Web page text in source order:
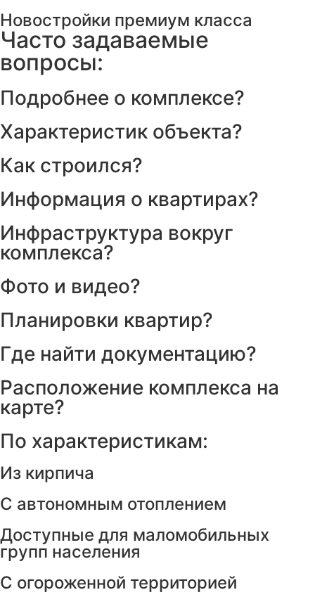
Новостройки премиум класса
Часто задаваемые
вопросы:
Подробнее о комплексе?
Характеристик объекта?
Как строился?
Информация о квартирах?
Инфраструктура вокруг
комплекса?
Фото и видео?
Планировки квартир?
Где найти документацию?
Расположение комплекса на
карте?
По характеристикам:
Из кирпича
С автономным отоплением
Доступные для маломобильных
групп населения
С огороженной территорией